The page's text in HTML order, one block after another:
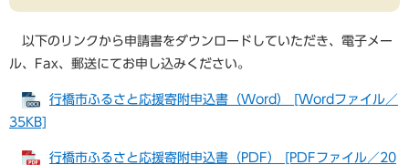
以下のリンクから申請書をダウンロードしていただき、電子メー
ル、Fax、郵送にてお申し込みください。
行橋市ふるさと応援寄附申込書（Word） [Wordファイル／
35KB]
行橋市ふるさと応援寄附申込書（PDF） [PDFファイル／20